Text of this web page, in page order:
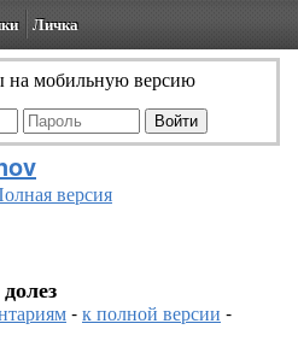
Личка
на мобильную версию
версия
-к полной версии -